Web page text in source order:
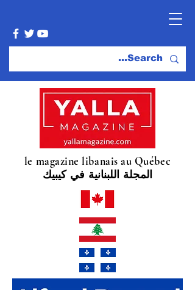
le magazine libanais au Québec
المجلة اللبنانية في كيبيك